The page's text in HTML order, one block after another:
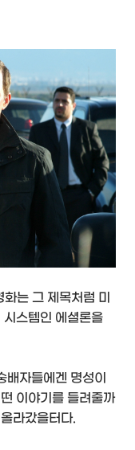
그 제목처럼 미
스템인 에셜론을
자들에겐 명성이
이야기를 들려줄까
라갔을터다.